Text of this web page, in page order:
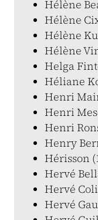
Hélène
Hélène
Hélène
Hélène
Helga
Héliane
Henri
Henri
Henri
Henry
Hérisson
Hervé
Hervé
Hervé